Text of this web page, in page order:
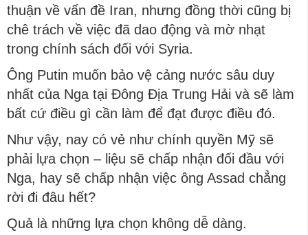
thuận về vấn đề Iran, nhưng đồng thời cũng bị
chê trách về việc đã dao động và mờ nhạt
trong chính sách đối với Syria.
Ông Putin muốn bảo vệ cảng nước sâu duy
nhất của Nga tại Đông Địa Trung Hải và sẽ làm
bất cứ điều gì cần làm để đạt được điều đó.
Như vậy, nay có vẻ như chính quyền Mỹ sẽ
phải lựa chọn – liệu sẽ chấp nhận đối đầu với
Nga, hay sẽ chấp nhận việc ông Assad chẳng
rời đi đâu hết?
Quả là những lựa chọn không dễ dàng.